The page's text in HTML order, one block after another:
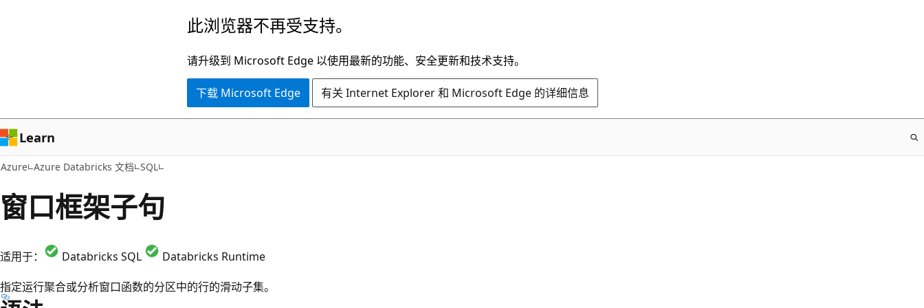
容
此浏览器不再受支持。
请升级到 Microsoft Edge 以使用最新的功能、安全更新和技术支持。
下载 Microsoft Edge 有关 Internet Explorer 和 Microsoft Edge 的详细信息
Learn
Azure Azure Databricks 文档 SQL
窗口框架子句
适用于： Databricks SQL
Databricks Runtime
指定运行聚合或分析窗口函数的分区中的行的滑动子集。